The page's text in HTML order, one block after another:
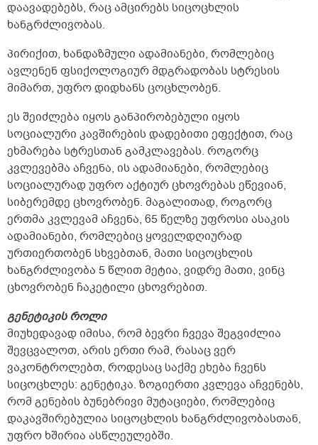
დაავადებებს, რაც ამცირებს სიცოცხლის
ხანგრძლივობას.
პირიქით, ხანდაზმული ადამიანები, რომლებიც
ავლენენ ფსიქოლოგიურ მდგრადობას სტრესის
მიმართ, უფრო დიდხანს ცოცხლობენ.
ეს შეიძლება იყოს განპირობებული იყოს
სოციალური კავშირების დადებითი ეფექტით, რაც
ეხმარება სტრესთან გამკლავებას. როგორც
კვლევებმა აჩვენა, ის ადამიანები, რომლებიც
სოციალურად უფრო აქტიურ ცხოვრებას ეწევიან,
სიბერემდე ცხოვრობენ. მაგალითად, როგორც
ერთმა კვლევამ აჩვენა, 65 წელზე უფროსი ასაკის
ადამიანები, რომლებიც ყოველდღიურად
ურთიერთობენ სხვებთან, მათი სიცოცხლის
ხანგრძლივობა 5 წლით მეტია, ვიდრე მათი, ვინც
ცხოვრობენ ჩაკეტილი ცხოვრებით.
გენეტიკის როლი
მიუხედავად იმისა, რომ ბევრი ჩვევა შეგვიძლია
შევცვალოთ, არის ერთი რამ, რასაც ვერ
ვაკონტროლებთ, როდესაც საქმე ეხება ჩვენს
სიცოცხლეს: გენეტიკა. ზოგიერთი კვლევა აჩვენებს,
რომ გენების ბუნებრივი მუტაციები, რომლებიც
დაკავშირებულია სიცოცხლის ხანგრძლივობასთან,
უფრო ხშირია ასწლეულებში.